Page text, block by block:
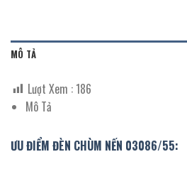
MÔ TẢ
Lượt Xem :186
Mô Tả
ƯU ĐIỂM ĐÈN CHÙM NẾN 03086/55: